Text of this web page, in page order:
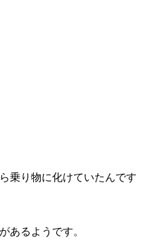
乗り物に化けていたんです
あるようです。